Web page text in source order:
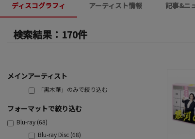
ディスコグラフィ アーティスト情報 記事&ニ
検索結果：170件
メインアーティスト
「黒木華」のみで絞り込む
フォーマットで絞り込む
Blu-ray (68)
Blu-ray Disc (68)